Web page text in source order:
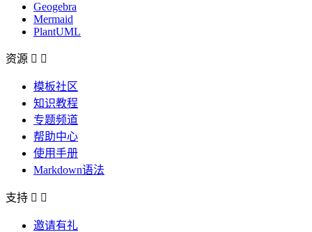
Geogebra
Mermaid
PlantUML
资源  
模板社区
知识教程
专题频道
帮助中心
使用手册
Markdown语法
支持  
邀请有礼